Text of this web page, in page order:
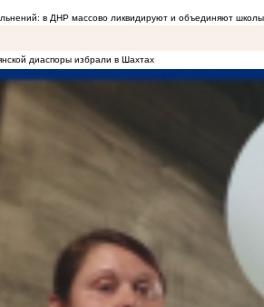
в ДНР массово ликвидируют и объединяют
диаспоры избрали в Шахтах